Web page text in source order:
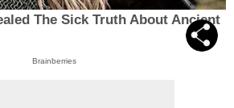
The Sick Truth About Ancient
Brainberries